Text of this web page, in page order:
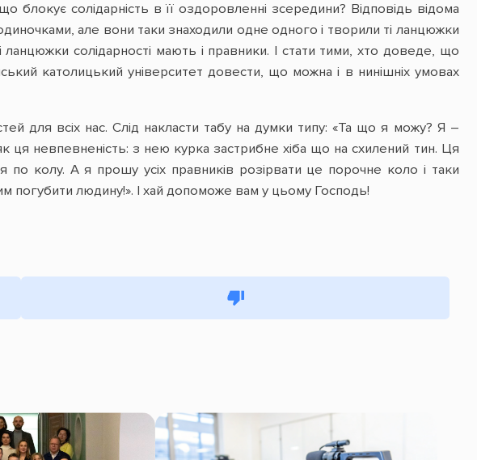
солідарність в її оздоровленні зсередини? Відповідь відома
але вони таки знаходили одне одного і творили ті ланцюжки
солідарності мають і правники. І стати тими, хто доведе, що
католицький університет довести, що можна і в нинішніх умовах
для всіх нас. Слід накласти табу на думки типу: «Та що я можу? Я –
невпевненість: з нею курка застрибне хіба що на схилений тин. Ця
по колу. А я прошу усіх правників розірвати це порочне коло і таки
погубити людину!». І хай допоможе вам у цьому Господь!